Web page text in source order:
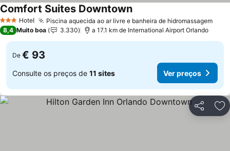
3 EstrelasHotel Piscina aquecida ao ar livre e banheira de hidromassagemVer
Comfort Suites DowntownVer preços
8,4 Muito boa 3.330 a 17.1 km de International Airport Orlando
De € 93
Consulte os preços de 11 sites Ver preços
Partilhar